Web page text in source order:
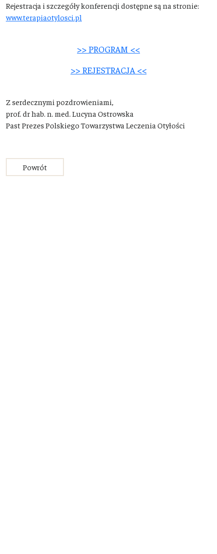
Rejestracja i szczegóły konferencji dostępne są na stronie:
www.terapiaotylosci.pl
>> PROGRAM <<
>> REJESTRACJA <<
Z serdecznymi pozdrowieniami,
prof. dr hab. n. med. Lucyna Ostrowska
Past Prezes Polskiego Towarzystwa Leczenia Otyłości
Powrót